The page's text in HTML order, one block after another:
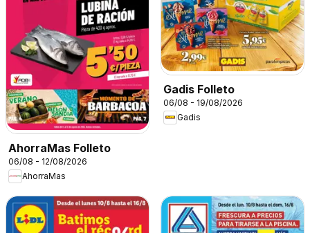
AhorraMas Folleto
06/08 - 12/08/2026
AhorraMas
Gadis Folleto
06/08 - 19/08/2026
Gadis